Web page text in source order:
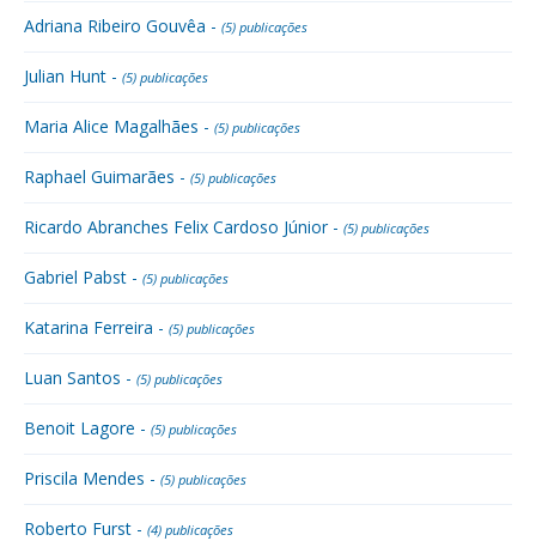
Adriana Ribeiro Gouvêa - (5) publicações
Julian Hunt - (5) publicações
Maria Alice Magalhães - (5) publicações
Raphael Guimarães - (5) publicações
Ricardo Abranches Felix Cardoso Júnior - (5) publicações
Gabriel Pabst - (5) publicações
Katarina Ferreira - (5) publicações
Luan Santos - (5) publicações
Benoit Lagore - (5) publicações
Priscila Mendes - (5) publicações
Roberto Furst - (4) publicações